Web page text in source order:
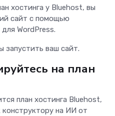
хостинга у Bluehost, вы
сайт с помощью
WordPress.
запустить ваш сайт.
на план
план хостинга Bluehost,
на ИИ от